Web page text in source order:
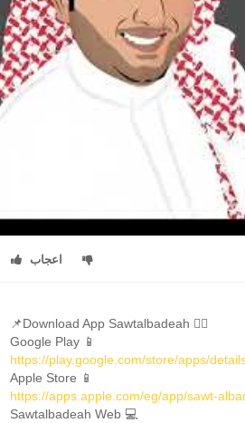
اعجاب
📌Download App Sawtalbadeah 👇🏼
Google Play 📱
https://play.google.com/store/apps/
Apple Store 📱
https://apps.apple.com/eg/app/sawt-
Sawtalbadeah Web 💻